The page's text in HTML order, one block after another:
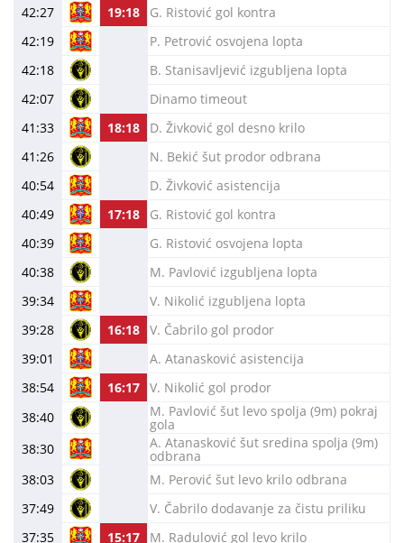
42:27
19:18
G. Ristović gol kontra
42:19
P. Petrović osvojena lopta
42:18
B. Stanisavljević izgubljena lopta
42:07
Dinamo timeout
41:33
18:18
D. Živković gol desno krilo
41:26
N. Bekić šut prodor odbrana
40:54
D. Živković asistencija
40:49
17:18
G. Ristović gol kontra
40:39
G. Ristović osvojena lopta
40:38
M. Pavlović izgubljena lopta
39:34
V. Nikolić izgubljena lopta
39:28
16:18 V. Čabrilo gol prodor
39:01
A. Atanasković asistencija
38:54
16:17 V. Nikolić gol prodor
38:40
M. Pavlović šut levo spolja (9m) pokraj
gola
38:30
A. Atanasković šut sredina spolja (9m)
odbrana
38:03
M. Perović šut levo krilo odbrana
37:49
V. Čabrilo dodavanje za čistu priliku
37:35
15:17
M. Radulović gol levo krilo